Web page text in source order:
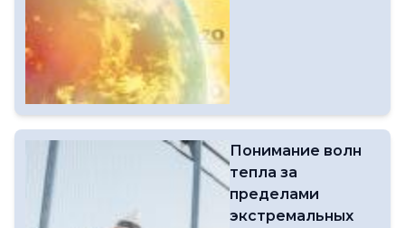
Понимание волн
тепла за
пределами
экстремальных